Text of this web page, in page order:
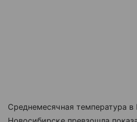
Среднемесячная температура в